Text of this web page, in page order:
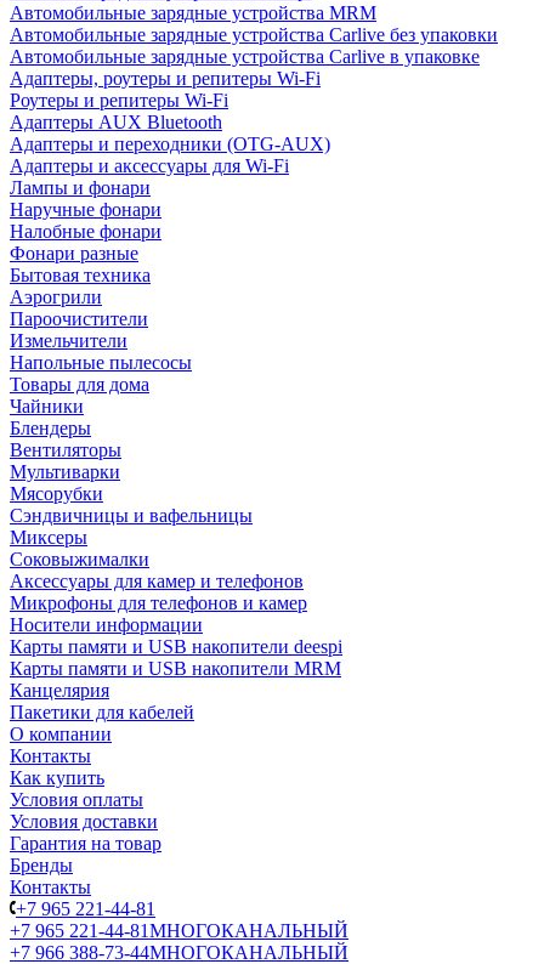
Автомобильные зарядные устройства MRM
Автомобильные зарядные устройства Carlive без упаковки
Автомобильные зарядные устройства Carlive в упаковке
Адаптеры, роутеры и репитеры Wi-Fi
Роутеры и репитеры Wi-Fi
Адаптеры AUX Bluetooth
Адаптеры и переходники (OTG-AUX)
Адаптеры и аксессуары для Wi-Fi
Лампы и фонари
Наручные фонари
Налобные фонари
Фонари разные
Бытовая техника
Аэрогрили
Пароочистители
Измельчители
Напольные пылесосы
Товары для дома
Чайники
Блендеры
Вентиляторы
Мультиварки
Мясорубки
Сэндвичницы и вафельницы
Миксеры
Соковыжималки
Аксессуары для камер и телефонов
Микрофоны для телефонов и камер
Носители информации
Карты памяти и USB накопители deespi
Карты памяти и USB накопители MRM
Канцелярия
Пакетики для кабелей
О компании
Контакты
Как купить
Условия оплаты
Условия доставки
Гарантия на товар
Бренды
Контакты
+7 965 221-44-81
+7 965 221-44-81МНОГОКАНАЛЬНЫЙ
+7 966 388-73-44МНОГОКАНАЛЬНЫЙ